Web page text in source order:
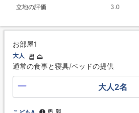
立地の評価 3.0
お部屋1
大人
通常の食事と寝具/ベッドの提供
大人2名